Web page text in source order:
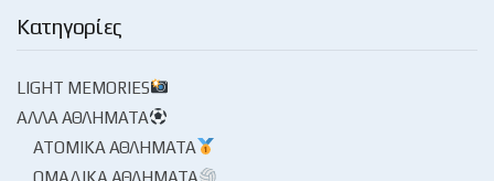
Κατηγορίες
LIGHT MEMORIES
ΆΛΛΑ ΑΘΛΉΜΑΤΑ
ΑΤΟΜΙΚΆ ΑΘΛΉΜΑΤΑ
ΟΜΑΔΙΚΆ ΑΘΛΉΜΑΤΑ